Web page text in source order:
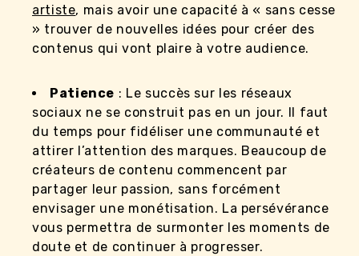
artiste, mais avoir une capacité à « sans cesse
» trouver de nouvelles idées pour créer des
contenus qui vont plaire à votre audience.
Patience : Le succès sur les réseaux
sociaux ne se construit pas en un jour. Il faut
du temps pour fidéliser une communauté et
attirer l’attention des marques. Beaucoup de
créateurs de contenu commencent par
partager leur passion, sans forcément
envisager une monétisation. La persévérance
vous permettra de surmonter les moments de
doute et de continuer à progresser.